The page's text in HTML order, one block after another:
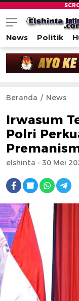
News Politik
Beranda News
Irwasum
Polri
elshinta - 30 Mei